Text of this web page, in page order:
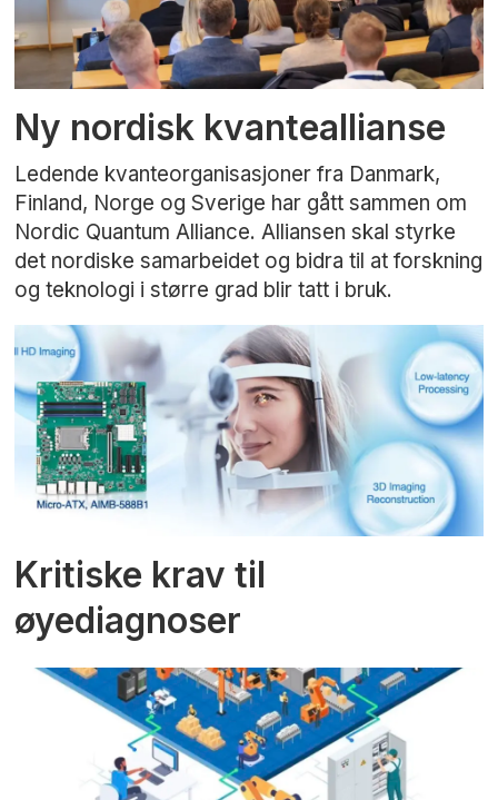
Ny nordisk kvanteallianse
Ledende kvanteorganisasjoner fra Danmark,
Finland, Norge og Sverige har gått sammen om
Nordic Quantum Alliance. Alliansen skal styrke
det nordiske samarbeidet og bidra til at forskning
og teknologi i større grad blir tatt i bruk.
Kritiske krav til
øyediagnoser